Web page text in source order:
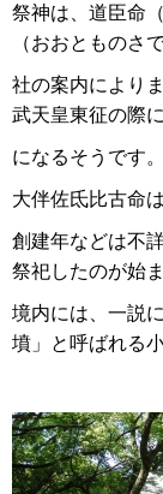
祭神は、道臣命
（おおとものさ
社の案内により
武天皇東征の際
になるそうです。
大伴佐氐比古命
創建年などは不
祭祀したのが始
境内には、一説
墳」と呼ばれる